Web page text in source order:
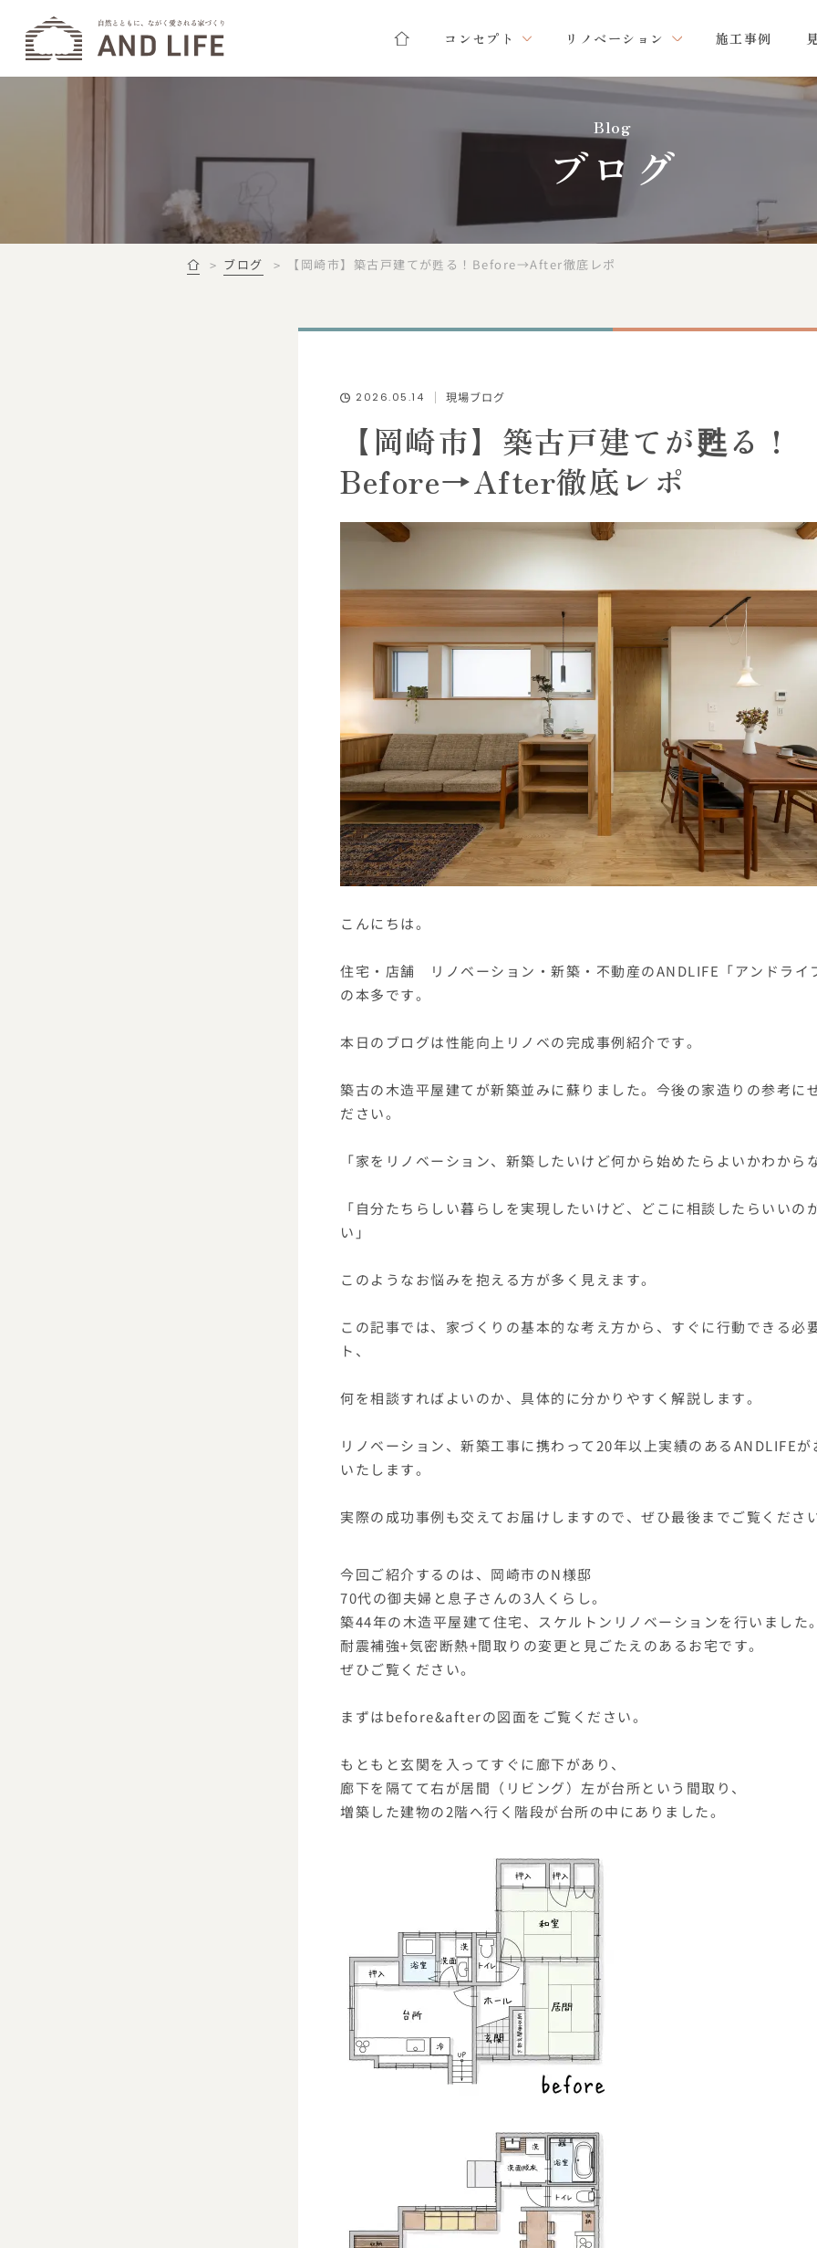
コンセプト リノベーション 施工事例
Blog
ブログ
ブログ 【岡崎市】築古戸建てが甦る！Before→After徹底レポ
2026.05.14 現場ブログ
【岡崎市】築古戸建てが甦る！
Before→After徹底レポ
こんにちは。
住宅・店舗 リノベーション・新築・不動産のANDLIFE「アンドラ
の本多です。
本日のブログは性能向上リノベの完成事例紹介です。
築古の木造平屋建てが新築並みに蘇りました。今後の家造りの参考に
ださい。
「家をリノベーション、新築したいけど何から始めたらよいかわから
「自分たちらしい暮らしを実現したいけど、どこに相談したらいいの
い」
このようなお悩みを抱える方が多く見えます。
この記事では、家づくりの基本的な考え方から、すぐに行動できる必
ト、
何を相談すればよいのか、具体的に分かりやすく解説します。
リノベーション、新築工事に携わって20年以上実績のあるANDLIFEが
いたします。
実際の成功事例も交えてお届けしますので、ぜひ最後までご覧くださ
今回ご紹介するのは、岡崎市のN様邸
70代の御夫婦と息子さんの3人くらし。
築44年の木造平屋建て住宅、スケルトンリノベーションを行いました。
耐震補強+気密断熱+間取りの変更と見ごたえのあるお宅です。
ぜひご覧ください。
まずはbefore&afterの図面をご覧ください。
もともと玄関を入ってすぐに廊下があり、
廊下を隔てて右が居間（リビング）左が台所という間取り、
増築した建物の2階へ行く階段が台所の中にありました。